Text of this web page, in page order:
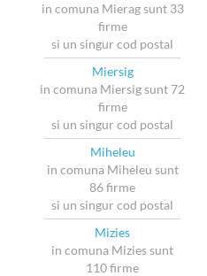
in comuna Mierag sunt 33
firme
si un singur cod postal
Miersig
in comuna Miersig sunt 72
firme
si un singur cod postal
Miheleu
in comuna Miheleu sunt
86 firme
si un singur cod postal
Mizies
in comuna Mizies sunt
110 firme